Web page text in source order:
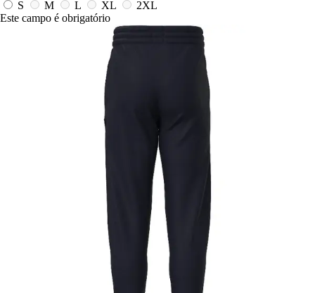
S M L XL
2XL
Este campo é obrigatório